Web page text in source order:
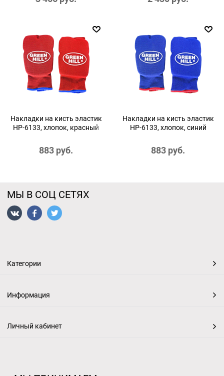
Накладки на кисть эластик
HP-6133, хлопок, красный
883 руб.
Накладки на кисть эластик
HP-6133, хлопок, синий
883 руб.
МЫ В СОЦ СЕТЯХ
Категории
Информация
Личный кабинет